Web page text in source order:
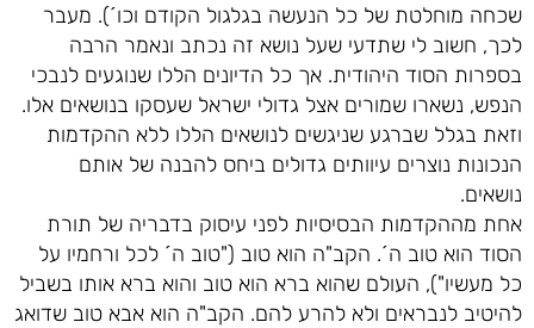
שכחה מוחלטת של כל הנעשה בגלגול הקודם וכו´). מעבר
לכך, חשוב לי שתדעי שעל נושא זה נכתב ונאמר הרבה
בספרות הסוד היהודית. אך כל הדיונים הללו שנוגעים לנבכי
הנפש, נשארו שמורים אצל גדולי ישראל שעסקו בנושאים אלו.
וזאת בגלל שברגע שניגשים לנושאים הללו ללא ההקדמות
הנכונות נוצרים עיוותים גדולים ביחס להבנה של אותם
נושאים.
אחת מההקדמות הבסיסיות לפני עיסוק בדבריה של תורת
הסוד הוא טוב ה´. הקב"ה הוא טוב ("טוב ה´ לכל ורחמיו על
כל מעשיו"), העולם שהוא ברא הוא טוב והוא ברא אותו בשביל
להיטיב לנבראים ולא להרע להם. הקב"ה הוא אבא טוב שדואג